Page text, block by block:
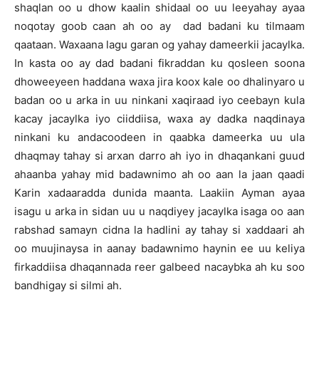
shaqlan oo u dhow kaalin shidaal oo uu leeyahay ayaa
noqotay goob caan ah oo ay dad badani ku tilmaam
qaataan. Waxaana lagu garan og yahay dameerkii jacaylka.
In kasta oo ay dad badani fikraddan ku qosleen soona
dhoweeyeen haddana waxa jira koox kale oo dhalinyaro u
badan oo u arka in uu ninkani xaqiraad iyo ceebayn kula
kacay jacaylka iyo ciiddiisa, waxa ay dadka naqdinaya
ninkani ku andacoodeen in qaabka dameerka uu ula
dhaqmay tahay si arxan darro ah iyo in dhaqankani guud
ahaanba yahay mid badawnimo ah oo aan la jaan qaadi
Karin xadaaradda dunida maanta. Laakiin Ayman ayaa
isagu u arka in sidan uu u naqdiyey jacaylka isaga oo aan
rabshad samayn cidna la hadlini ay tahay si xaddaari ah
oo muujinaysa in aanay badawnimo haynin ee uu keliya
firkaddiisa dhaqannada reer galbeed nacaybka ah ku soo
bandhigay si silmi ah.